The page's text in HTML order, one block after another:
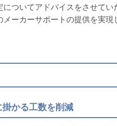
ついてアドバイスをさせてい
ーカーサポートの提供を実現
かる工数を削減